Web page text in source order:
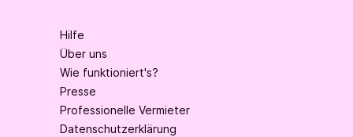
Hilfe
Über uns
Wie funktioniert's?
Presse
Professionelle Vermieter
Datenschutzerklärung